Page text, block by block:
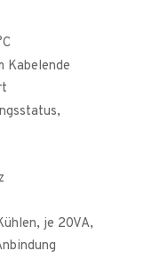
Kabelende
je 20VA,